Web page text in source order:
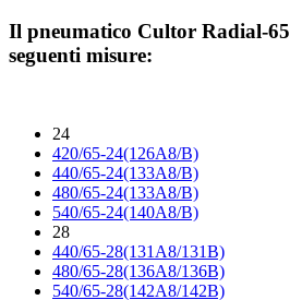
Il pneumatico Cultor Radial-65
seguenti misure:
24
420/65-24(126A8/B)
440/65-24(133A8/B)
480/65-24(133A8/B)
540/65-24(140A8/B)
28
440/65-28(131A8/131B)
480/65-28(136A8/136B)
540/65-28(142A8/142B)